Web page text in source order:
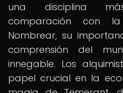
una disciplina
comparación con
Nombrear, su
comprensión del
innegable. Los
papel crucial en la